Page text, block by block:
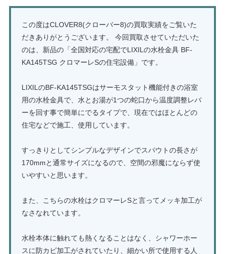
この度はCLOVER8(クローバー8)の買取実績をご覧いた
だきありがとうございます。 今回買取させていただいた
のは、新品の「全国対応の宅配でLIXILの水栓金具 BF-
KA145TSG クロマーレSの住宅設備」です。
LIXILのBF-KA145TSGはサーモスタット機能付きの浴室
用の水栓金具で、水とお湯が1つの蛇口から温度調整レバ
ーを回す事で簡単にでるタイプで、現在ではほとんどの
住宅などで施工、使用しています。
すっきりとしてシンプルなデザインでスパウトの長さが
170mmと通常サイズになるので、空間の邪魔にならず使
いやすいと思います。
また、こちらの水栓はクロマーレSと言ってメッキ加工が
なさなれています。
水栓本体に触れても熱くなることはなく、シャワーホー
スに防カビ加工がされていたり、細かい所で使用する人